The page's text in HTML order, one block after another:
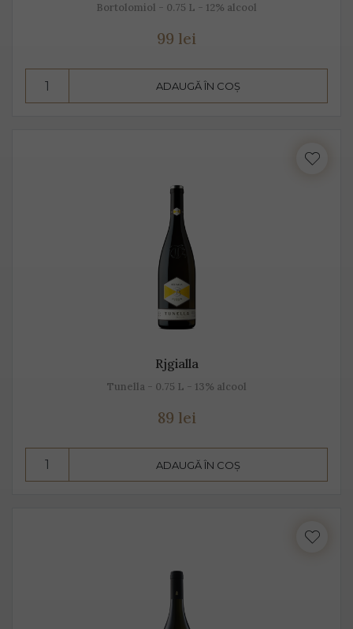
Bortolomiol - 0.75 L - 12% alcool
99 lei
ADAUGĂ ÎN COȘ
Rjgialla
Tunella - 0.75 L - 13% alcool
89 lei
ADAUGĂ ÎN COȘ